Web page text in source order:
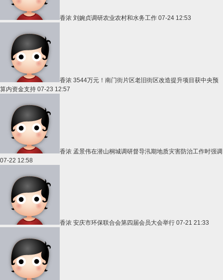
香浓 刘婉贞调研农业农村和水务工作 07-24 12:53
香浓 3544万元！南门街片区老旧街区改造提升项目获中央预
算内资金支持 07-23 12:57
香浓 孟景伟在潜山桐城调研督导汛期地质灾害防治工作时强调
07-22 12:58
香浓 安庆市环保联合会第四届会员大会举行 07-21 21:33